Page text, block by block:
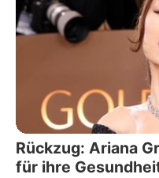
Rückzug: Ariana
für ihre